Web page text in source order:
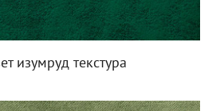
изумруд текстура